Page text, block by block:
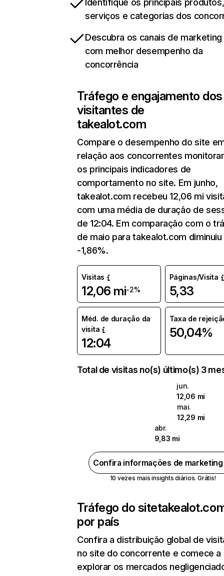
Identifique os principais produtos,
serviços e categorias dos
Descubra os canais de
com melhor desempenho da
concorrência
Tráfego e engajamento dos
visitantes de
takealot.com
Compare o desempenho do site
relação aos concorrentes
os principais indicadores de
comportamento no site. Em junho,
takealot.com recebeu 12,06 mi
com uma média de duração de
de 12:04. Em comparação com o
de maio para takealot.com
-1,86%.
Visitas
12,06 mi-2%
Páginas/Visita
5,33
Méd. de duração da
visita
12:04
Taxa de
50,04%
Total de visitas no(s) último(s) 3
jun.
12,06 mi
mai.
12,29 mi
abr.
9,83 mi
Confira informações de
10 vezes mais insights diários. Grátis!
Tráfego do site
por país
Confira a distribuição global de
no site do concorrente e comece a
explorar os mercados